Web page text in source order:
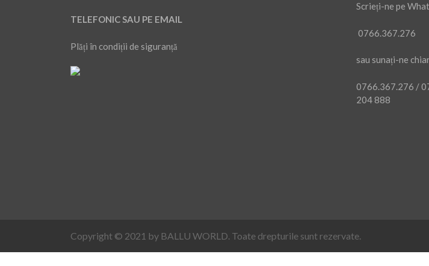
TELEFONIC SAU PE EMAIL
Plăți în condiții de siguranță
Scrieți-ne pe
0766.367.276
sau sunați-ne
0766.367.276 /
204 888
Copyright © 2021 by BALLU WORLD. Toate drepturile sunt rezervate.